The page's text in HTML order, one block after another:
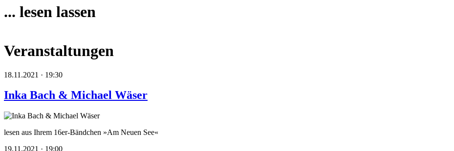
... lesen lassen
Veranstaltungen
18.11.2021 · 19:30
Inka Bach & Michael Wäser
lesen aus Ihrem 16er-Bändchen »Am Neuen See«
19.11.2021 · 19:00